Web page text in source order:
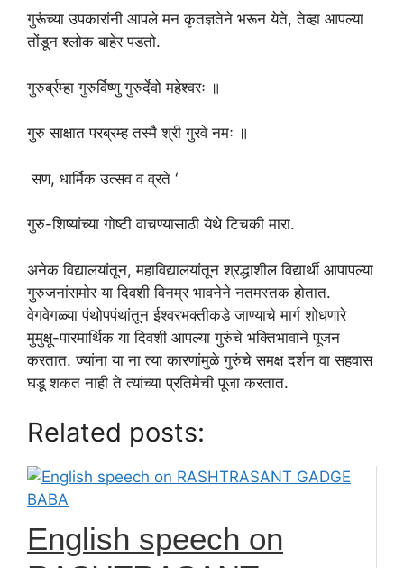
गुरूंच्या उपकारांनी आपले मन कृतज्ञतेने भरून येते, तेव्हा आपल्या
तोंडून श्लोक बाहेर पडतो.
गुरुर्ब्रम्हा गुरुर्विष्णु गुरुर्देवो महेश्वरः ॥
गुरु साक्षात परब्रम्ह तस्मै श्री गुरवे नमः ॥
सण, धार्मिक उत्सव व व्रते ‘
गुरु-शिष्यांच्या गोष्टी वाचण्यासाठी येथे टिचकी मारा.
अनेक विद्यालयांतून, महाविद्यालयांतून श्रद्धाशील विद्यार्थी आपापल्या
गुरुजनांसमोर या दिवशी विनम्र भावनेने नतमस्तक होतात.
वेगवेगळ्या पंथोपपंथांतून ईश्वरभक्तीकडे जाण्याचे मार्ग शोधणारे
मुमुक्षू-पारमार्थिक या दिवशी आपल्या गुरुंचे भक्तिभावाने पूजन
करतात. ज्यांना या ना त्या कारणांमुळे गुरुंचे समक्ष दर्शन वा सहवास
घडू शकत नाही ते त्यांच्या प्रतिमेची पूजा करतात.
Related posts:
English speech on